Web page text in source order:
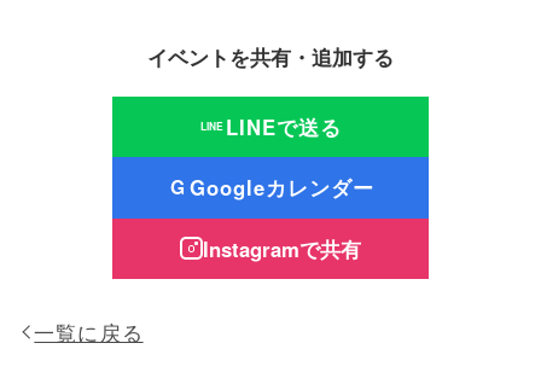
イベントを共有・追加する
LINE LINEで送る
G Googleカレンダー
Instagramで共有
一覧に戻る